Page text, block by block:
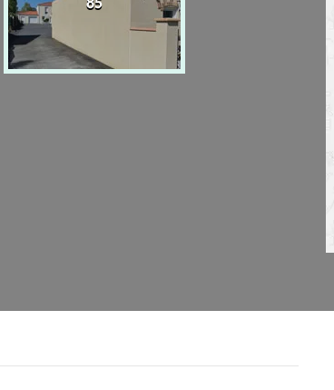
85